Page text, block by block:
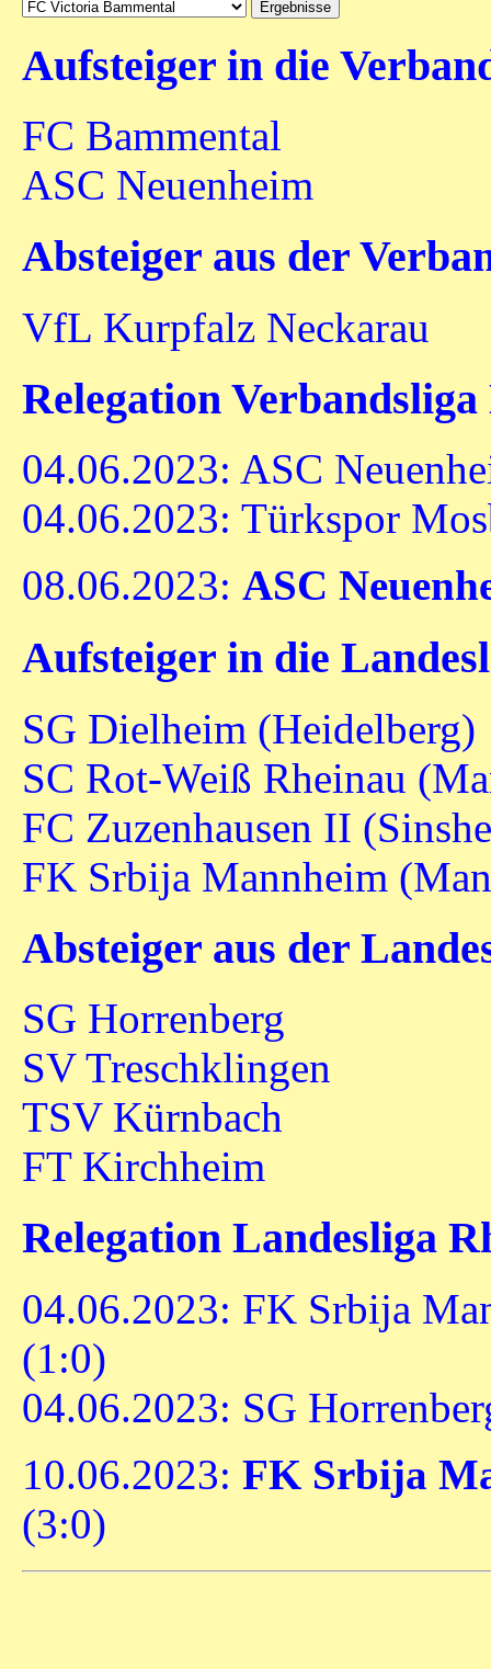
Aufsteiger in die
FC Bammental
ASC Neuenheim
Absteiger aus der
VfL Kurpfalz Neckarau
Relegation
04.06.2023: ASC
04.06.2023: Türkspor
08.06.2023: ASC
Aufsteiger in die
SG Dielheim (Heidelberg)
SC Rot-Weiß Rheinau
FC Zuzenhausen II
FK Srbija Mannheim
Absteiger aus der
SG Horrenberg
SV Treschklingen
TSV Kürnbach
FT Kirchheim
Relegation Landesliga
04.06.2023: FK Srbija
(1:0)
04.06.2023: SG
10.06.2023: FK Srbija
(3:0)